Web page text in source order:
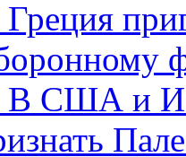
Греция
В США и